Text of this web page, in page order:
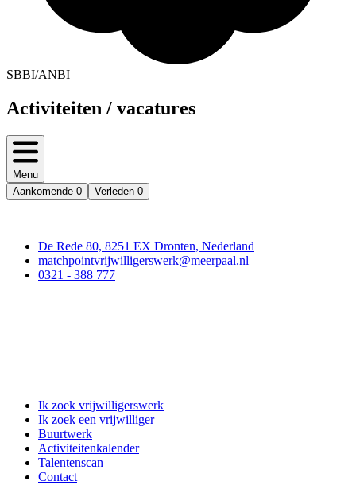
SBBI/ANBI
Activiteiten / vacatures
Menu
Aankomende 0 Verleden 0
De Rede 80, 8251 EX Dronten, Nederland
matchpointvrijwilligerswerk@meerpaal.nl
0321 - 388 777
Ik zoek vrijwilligerswerk
Ik zoek een vrijwilliger
Buurtwerk
Activiteitenkalender
Talentenscan
Contact